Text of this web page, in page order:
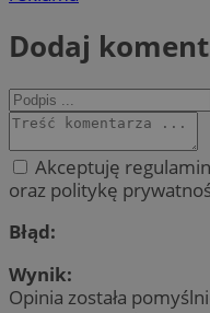
Dodaj
Akceptuję
oraz politykę
Błąd:
Wynik:
Opinia została